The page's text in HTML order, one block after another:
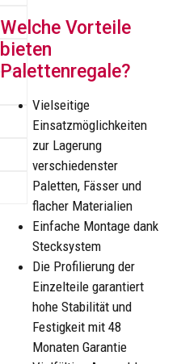
Welche Vorteile
bieten
Palettenregale?
Vielseitige
Einsatzmöglichkeiten
zur Lagerung
verschiedenster
Paletten, Fässer und
flacher Materialien
Einfache Montage dank
Stecksystem
Die Profilierung der
Einzelteile garantiert
hohe Stabilität und
Festigkeit mit 48
Monaten Garantie